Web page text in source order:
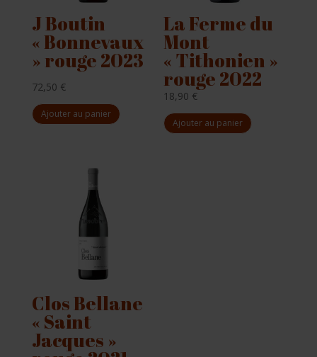
J Boutin
« Bonnevaux
» rouge 2023
72,50 €
Ajouter au panier
La Ferme du
Mont
« Tithonien »
rouge 2022
18,90 €
Ajouter au panier
Clos Bellane
« Saint
Jacques »